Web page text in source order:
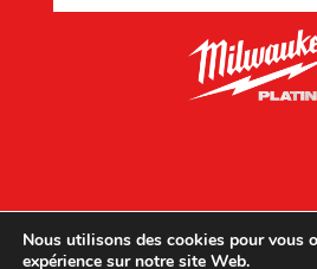
Nous utilisons des cookies pour vous
expérience sur notre site Web.